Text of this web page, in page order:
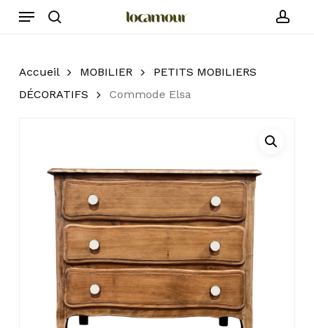
Menu
Accueil MOBILIER
PETITS MOBILIERS
DÉCORATIFS
Commode Elsa